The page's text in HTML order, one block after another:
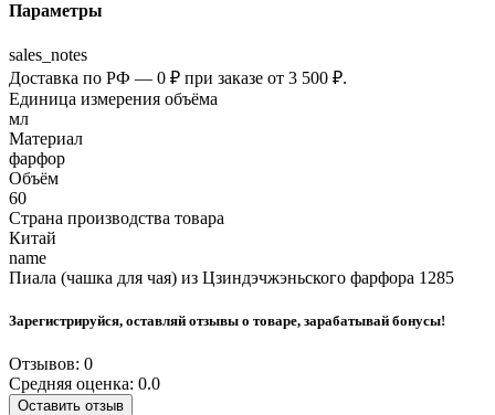
Параметры
sales_notes
Доставка по РФ — 0 ₽ при заказе от 3 500 ₽.
Единица измерения объёма
мл
Материал
фарфор
Объём
60
Страна производства товара
Китай
name
Пиала (чашка для чая) из Цзиндэчжэньского фарфора 1285
Зарегистрируйся, оставляй отзывы о товаре, зарабатывай бонусы!
Отзывов: 0
Средняя оценка: 0.0
Оставить отзыв